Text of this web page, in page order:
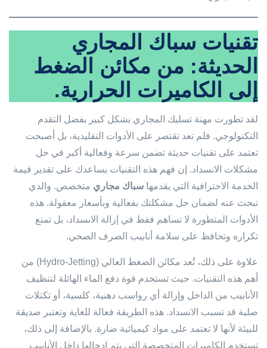
تقنيات سباك المجاري
الحديثة: من مكائن الضغط
إلى الكاميرات الحرارية.
لقد تطورت مهنة تسليك المجاري بشكل كبير بفضل التقدم
التكنولوجي. فلم تعد تقتصر على الأدوات التقليدية، بل أصبحت
تعتمد على تقنيات حديثة تضمن سرعة وفعالية أكبر في حل
مشكلات الانسداد. إن فهم هذه التقنيات يساعدك على تقدير قيمة
الخدمة الاحترافية التي يقدمها سباك مجاري متخصص. والذي
تبحث عنه لضمان حل مشكلتك بفعالية وبأسعار معقولة. هذه
الأدوات المتطورة لا تساهم فقط في إزالة الانسداد، بل تمنع
تكراره وتحافظ على سلامة أنابيب الصرف الصحي.
علاوة على ذلك، تُعد مكائن الضغط العالي (Hydro-Jetting) من
أهم هذه التقنيات. حيث تستخدم قوة دفع الماء الهائلة لتنظيف
الأنابيب من الداخل وإزالة أي رواسب دهنية، كلسية، أو تكتلات
صلبة قد تسبب الانسداد. هذه الطريقة فعالة للغاية وتعتبر صديقة
للبيئة لأنها لا تعتمد على مواد كيميائية ضارة. بالإضافة إلى ذلك،
تستخدم الكاميرات المتخصصة التي يتم إدخالها داخل الأنابيب